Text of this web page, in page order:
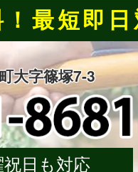
！最短即日
大字篠塚7-3
日も対応